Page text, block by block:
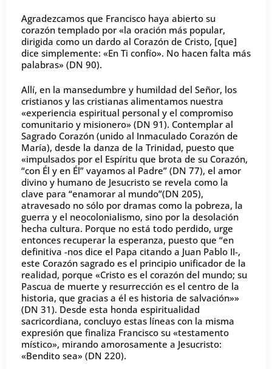
Agradezcamos que Francisco haya abierto su
corazón templado por «la oración más popular,
dirigida como un dardo al Corazón de Cristo, [que]
dice simplemente: «En Ti confío». No hacen falta más
palabras» (DN 90).
Allí, en la mansedumbre y humildad del Señor, los
cristianos y las cristianas alimentamos nuestra
«experiencia espiritual personal y el compromiso
comunitario y misionero» (DN 91). Contemplar al
Sagrado Corazón (unido al Inmaculado Corazón de
María), desde la danza de la Trinidad, puesto que
«impulsados por el Espíritu que brota de su Corazón,
“con Él y en Él” vayamos al Padre” (DN 77), el amor
divino y humano de Jesucristo se revela como la
clave para “enamorar al mundo”(DN 205),
atravesado no sólo por dramas como la pobreza, la
guerra y el neocolonialismo, sino por la desolación
hecha cultura. Porque no está todo perdido, urge
entonces recuperar la esperanza, puesto que “en
definitiva -nos dice el Papa citando a Juan Pablo II-,
este Corazón sagrado es el principio unificador de la
realidad, porque «Cristo es el corazón del mundo; su
Pascua de muerte y resurrección es el centro de la
historia, que gracias a él es historia de salvación»»
(DN 31). Desde esta honda espiritualidad
sacricordiana, concluyo estas líneas con la misma
expresión que finaliza Francisco su «testamento
místico», mirando amorosamente a Jesucristo:
«Bendito sea» (DN 220).